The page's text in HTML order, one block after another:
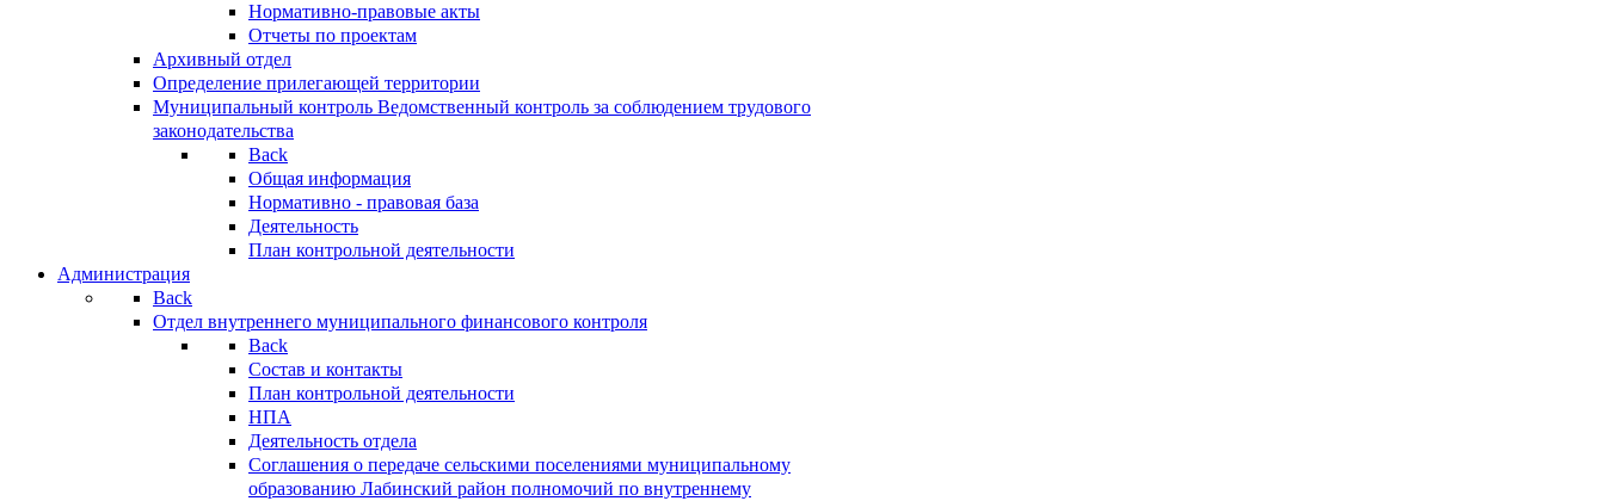
Нормативно-правовые акты
Отчеты по проектам
Архивный отдел
Определение прилегающей территории
Муниципальный контроль Ведомственный контроль за соблюдением трудового
законодательства
Back
Общая информация
Нормативно - правовая база
Деятельность
План контрольной деятельности
Администрация
Back
Отдел внутреннего муниципального финансового контроля
Back
Состав и контакты
План контрольной деятельности
НПА
Деятельность отдела
Соглашения о передаче сельскими поселениями муниципальному
образованию Лабинский район полномочий по внутреннему